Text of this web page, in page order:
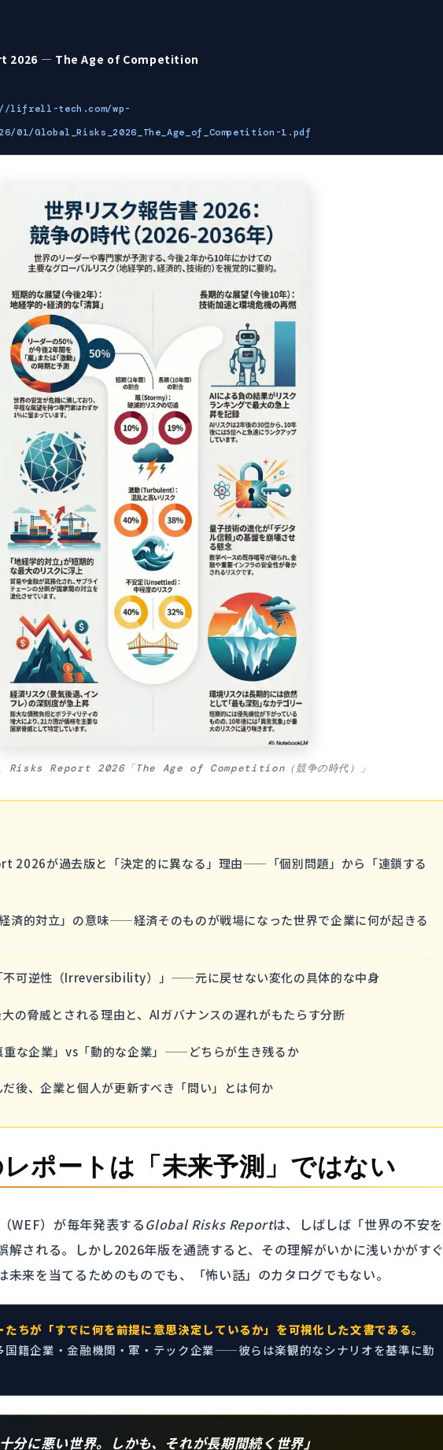
2026 — The Age of Competition
lifrell-tech.com/wp-
01/Global_Risks_2026_The_Age_of_Competition-1.pdf
Risks Report 2026「The Age of Competition（競争の時代）」
2026が過去版と「決定的に異なる」理由——「個別問題」から「連鎖する
済的対立」の意味——経済そのものが戦場になった世界で企業に何が起きる
不可逆性（Irreversibility）」——元に戻せない変化の具体的な中身
の脅威とされる理由と、AIガバナンスの遅れがもたらす分断
重な企業」vs「動的な企業」——どちらが生き残るか
後、企業と個人が更新すべき「問い」とは何か
ポートは「未来予測」ではない
）が毎年発表するGlobal Risks Reportは、しばしば「世界の不安を
解される。しかし2026年版を通読すると、その理解がいかに浅いかがすぐ
未来を当てるためのものでも、「怖い話」のカタログでもない。
ちが「すでに何を前提に意思決定しているか」を可視化した文書である。
国籍企業・金融機関・軍・テック企業——彼らは楽観的なシナリオを基準に動
分に悪い世界。しかも、それが長期間続く世界」